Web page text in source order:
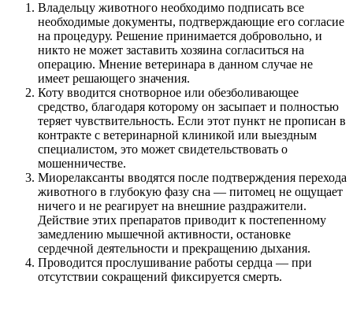
Владельцу животного необходимо подписать все
необходимые документы, подтверждающие его согласие
на процедуру. Решение принимается добровольно, и
никто не может заставить хозяина согласиться на
операцию. Мнение ветеринара в данном случае не
имеет решающего значения.
Коту вводится снотворное или обезболивающее
средство, благодаря которому он засыпает и полностью
теряет чувствительность. Если этот пункт не прописан в
контракте с ветеринарной клиникой или выездным
специалистом, это может свидетельствовать о
мошенничестве.
Миорелаксанты вводятся после подтверждения перехода
животного в глубокую фазу сна — питомец не ощущает
ничего и не реагирует на внешние раздражители.
Действие этих препаратов приводит к постепенному
замедлению мышечной активности, остановке
сердечной деятельности и прекращению дыхания.
Проводится прослушивание работы сердца — при
отсутствии сокращений фиксируется смерть.